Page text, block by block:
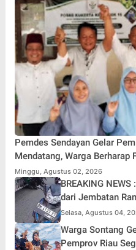
Pemdes Sendayan Gelar
Mendatang, Warga Berharap
Maksimal
Minggu, Agustus 02, 2026
BREAKING
dari Jembatan
Motor Ditinggal di
Selasa, Agustus 04,
Warga Sontang
Pemprov Riau